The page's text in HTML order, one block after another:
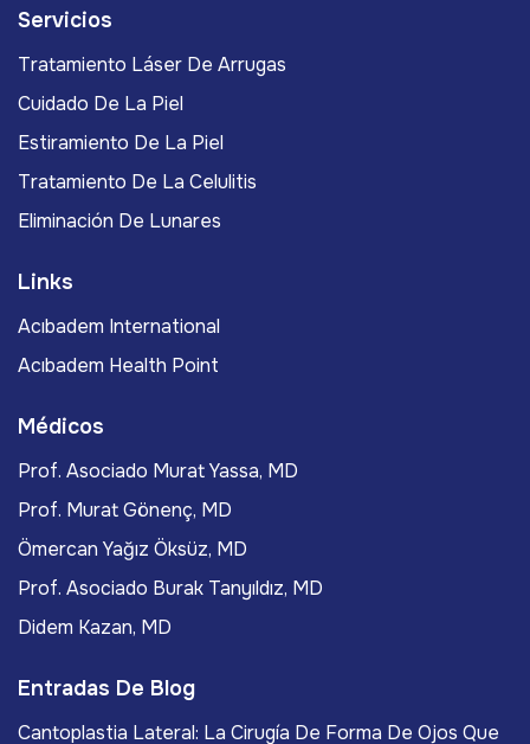
Servicios
Tratamiento Láser De Arrugas
Cuidado De La Piel
Estiramiento De La Piel
Tratamiento De La Celulitis
Eliminación De Lunares
Links
Acıbadem International
Acıbadem Health Point
Médicos
Prof. Asociado Murat Yassa, MD
Prof. Murat Gönenç, MD
Ömercan Yağız Öksüz, MD
Prof. Asociado Burak Tanyıldız, MD
Didem Kazan, MD
Entradas De Blog
Cantoplastia Lateral: La Cirugía De Forma De Ojos Que